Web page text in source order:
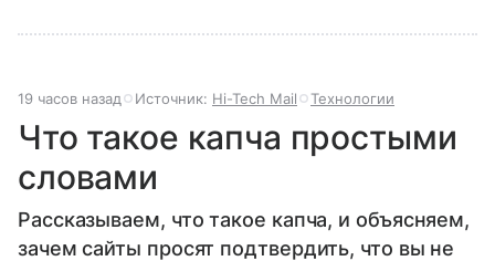
19 часов назад Источник: Hi-Tech Mail Технологии
Что такое капча простыми
словами
Рассказываем, что такое капча, и объясняем,
зачем сайты просят подтвердить, что вы не